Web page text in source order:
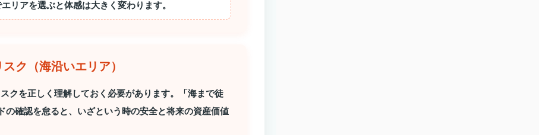
リアを選ぶと体感は大きく変わります。
ク（海沿いエリア）
クを正しく理解しておく必要があります。「海まで徒
の確認を怠ると、いざという時の安全と将来の資産価値